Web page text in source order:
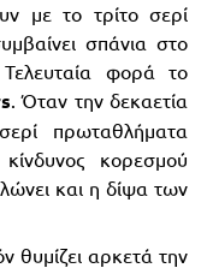
με το τρίτο σερί
σπάνια στο
φορά το
. Όταν την δεκαετία
πρωταθλήματα
κορεσμού
και η δίψα των
θυμίζει αρκετά την